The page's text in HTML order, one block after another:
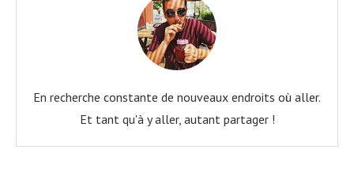
En recherche constante de nouveaux endroits où aller.
Et tant qu'à y aller, autant partager !